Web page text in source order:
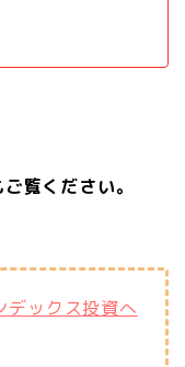
覧ください。